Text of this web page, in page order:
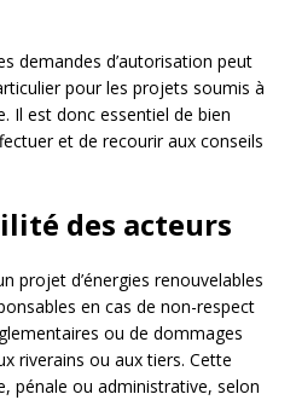
demandes d’autorisation peut
pour les projets soumis à
Il est donc essentiel de bien
et de recourir aux conseils
des acteurs
projet d’énergies renouvelables
en cas de non-respect
ou de dommages
riverains ou aux tiers. Cette
pénale ou administrative, selon